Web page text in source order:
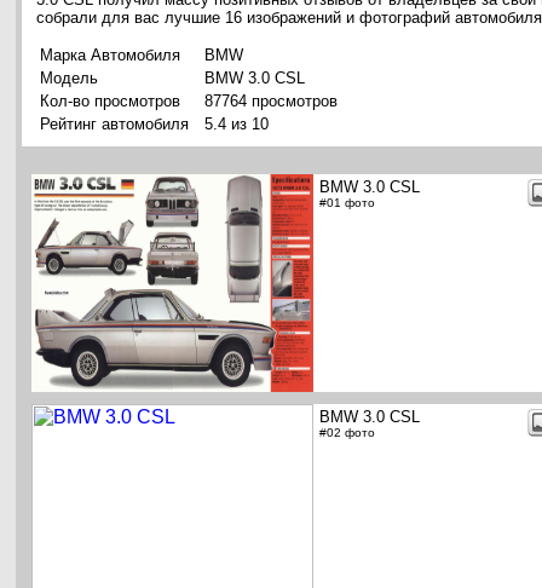
собрали для вас лучшие 16 изображений и фотографий
Марка Автомобиля
BMW
Модель
BMW 3.0 CSL
Кол-во просмотров
87764 просмотров
Рейтинг автомобиля
5.4 из 10
BMW 3.0 CSL
#01 фото
BMW 3.0 CSL
#02 фото